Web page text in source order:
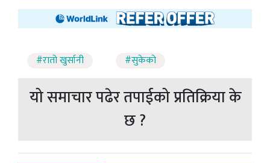
#रातो खुर्सानी #सुकेको
यो समाचार पढेर तपाईको प्रतिक्रिया के
छ ?